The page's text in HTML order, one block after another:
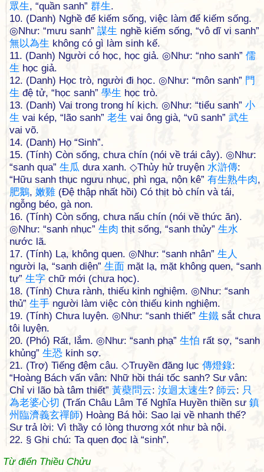
眾生, “quần sanh” 群生.
10. (Danh) Nghề để kiếm sống, việc làm để kiếm sống.
◎Như: “mưu sanh” 謀生 nghề kiếm sống, “vô dĩ vi sanh”
無以為生 không có gì làm sinh kế.
11. (Danh) Người có học, học giả. ◎Như: “nho sanh” 儒
生 học giả.
12. (Danh) Học trò, người đi học. ◎Như: “môn sanh” 門
生 đệ tử, “học sanh” 學生 học trò.
13. (Danh) Vai trong trong hí kịch. ◎Như: “tiểu sanh” 小
生 vai kép, “lão sanh” 老生 vai ông già, “vũ sanh” 武生
vai võ.
14. (Danh) Họ “Sinh”.
15. (Tính) Còn sống, chưa chín (nói về trái cây). ◎Như:
“sanh qua” 生 瓜 dưa xanh. ◇Thủy hử truyện 水滸傳:
“Hữu sanh thục ngưu nhục, phì nga, nộn kê” 有生熟牛肉,
肥鵝, 嫩雞 (Đệ thập nhất hồi) Có thịt bò chín và tái,
ngỗng béo, gà non.
16. (Tính) Còn sống, chưa nấu chín (nói về thức ăn).
◎Như: “sanh nhục” 生肉 thịt sống, “sanh thủy” 生水
nước lã.
17. (Tính) Lạ, không quen. ◎Như: “sanh nhân” 生人
người lạ, “sanh diện” 生面 mặt lạ, mặt không quen, “sanh
tự” 生字 chữ mới (chưa học).
18. (Tính) Chưa rành, thiếu kinh nghiệm. ◎Như: “sanh
thủ” 生手 người làm việc còn thiếu kinh nghiệm.
19. (Tính) Chưa luyện. ◎Như: “sanh thiết” 生鐵 sắt chưa
tôi luyện.
20. (Phó) Rất, lắm. ◎Như: “sanh phạ” 生怕 rất sợ, “sanh
khủng” 生恐 kinh sợ.
21. (Trợ) Tiếng đệm câu. ◇Truyền đăng lục 傳燈錄:
“Hoàng Bách vấn vân: Nhữ hồi thái tốc sanh? Sư vân:
Chỉ vi lão bà tâm thiết” 黃蘗問云: 汝迴太速生? 師云: 只
為老婆心切 (Trấn Châu Lâm Tế Nghĩa Huyền thiền sư 鎮
州 臨濟義玄禪師) Hoàng Bá hỏi: Sao lại về nhanh thế?
Sư trả lời: Vì thầy có lòng thương xót như bà nội.
22. § Ghi chú: Ta quen đọc là “sinh”.
Từ điển Thiều Chửu